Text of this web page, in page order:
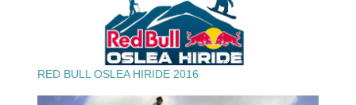
RED BULL OSLEA HIRIDE 2016